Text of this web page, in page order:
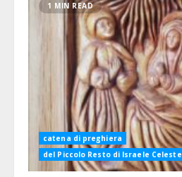
1 MIN READ
catena di preghiera
del Piccolo Resto di Israele Celeste